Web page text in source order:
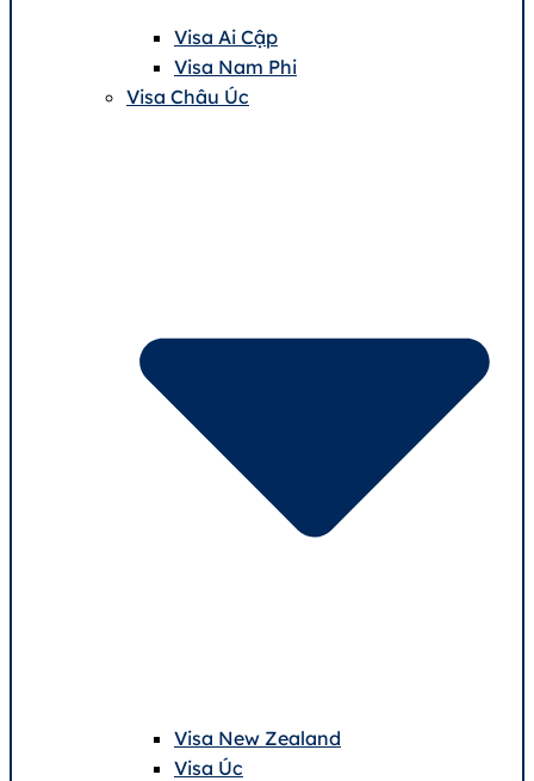
Visa Ai Cập
Visa Nam Phi
Visa Châu Úc
Visa New Zealand
Visa Úc